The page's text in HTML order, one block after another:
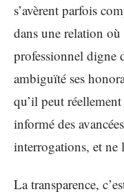
s’avèrent parfois
dans une relation
professionnel digne
ambiguïté ses
qu’il peut
informé des
interrogations, et ne
La transparence,